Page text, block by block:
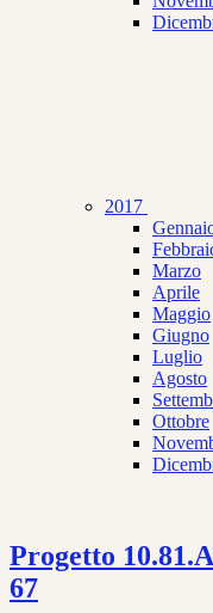
2017
Marzo
Aprile
Maggio
Giugno
Luglio
Agosto
Ottobre
Progetto
67